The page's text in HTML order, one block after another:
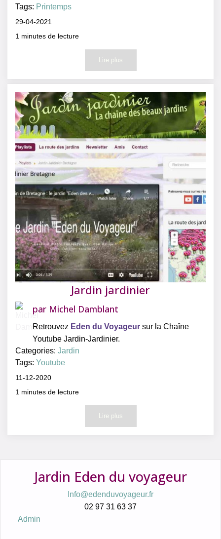
Tags: Printemps
29-04-2021
1 minutes de lecture
Lire plus
Jardin jardinier
par Michel Damblant
Retrouvez Eden du Voyageur sur la Chaîne
Youtube Jardin-Jardinier.
Categories:Jardin
Tags:Youtube
11-12-2020
1 minutes de lecture
Lire plus
Jardin Eden du voyageur
Info@edenduvoyageur.fr
02 97 31 63 37
Admin